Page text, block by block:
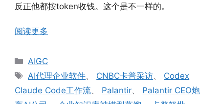
反正他都按token收钱。这个是不一样的。
阅读更多
分
类
AIGC
标
签
AI代理企业软件、 CNBC卡普采访、 Codex
Claude Code工作流、 Palantir、 Palantir CEO炮